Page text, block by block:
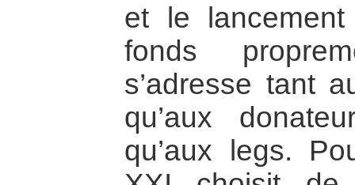
et le
fonds
s’adresse tant
qu’aux
qu’aux legs.